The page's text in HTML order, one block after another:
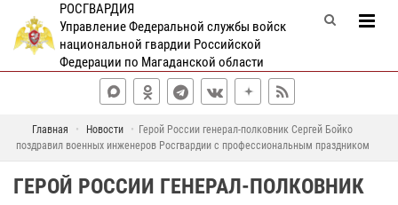
РОСГВАРДИЯ
Управление Федеральной службы войск
национальной гвардии Российской
Федерации по Магаданской области
Главная Новости
Герой России генерал-полковник Сергей Бойко
поздравил военных инженеров Росгвардии с профессиональным праздником
ГЕРОЙ РОССИИ ГЕНЕРАЛ-ПОЛКОВНИК